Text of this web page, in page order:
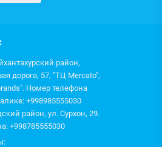
район,
дорога, 57, "ТЦ Mercato",
Номер телефона
+998985555030
район, ул. Сурхон, 29.
+998785555030